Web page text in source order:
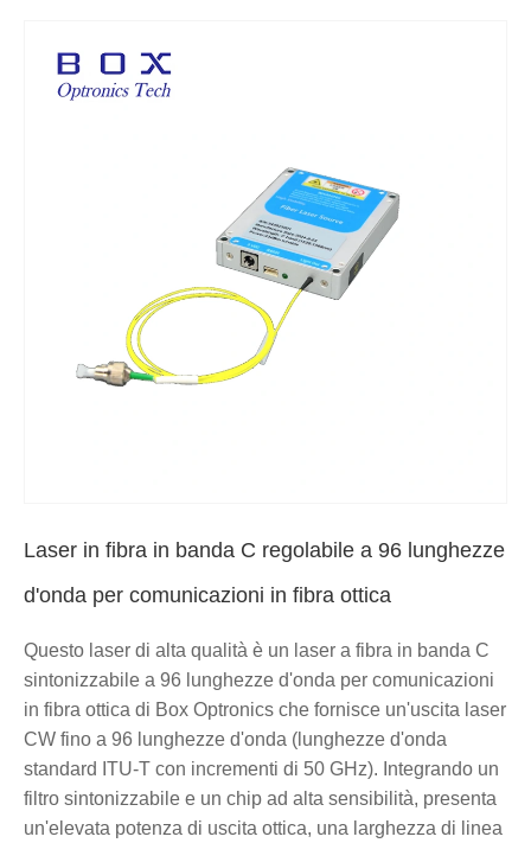
Laser in fibra in banda C regolabile a 96 lunghezze
d'onda per comunicazioni in fibra ottica
Questo laser di alta qualità è un laser a fibra in banda C
sintonizzabile a 96 lunghezze d'onda per comunicazioni
in fibra ottica di Box Optronics che fornisce un'uscita laser
CW fino a 96 lunghezze d'onda (lunghezze d'onda
standard ITU-T con incrementi di 50 GHz). Integrando un
filtro sintonizzabile e un chip ad alta sensibilità, presenta
un'elevata potenza di uscita ottica, una larghezza di linea